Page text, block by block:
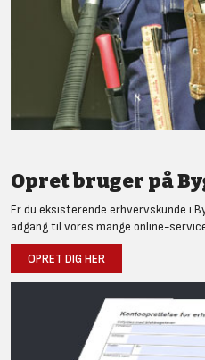
Opret bruger på
Er du eksisterende erhvervskunde i
adgang til vores mange online-
OPRET DIG HER